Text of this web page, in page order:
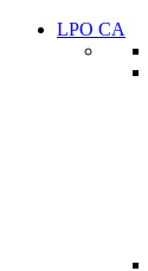
LPO CA